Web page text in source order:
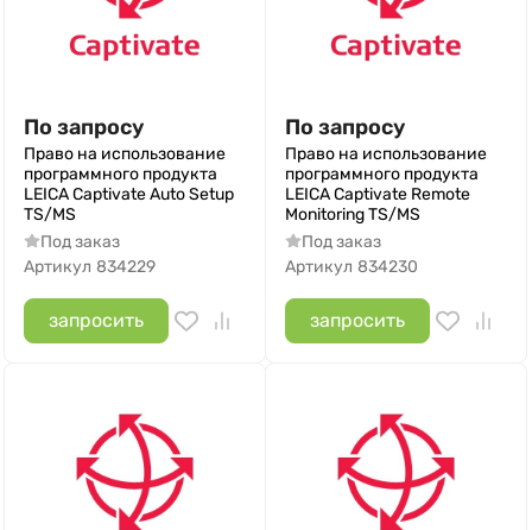
По запросу
Право на использование
программного продукта
LEICA Captivate Auto Setup
TS/MS
Под заказ
Артикул 834229
запросить
По запросу
Право на использование
программного продукта
LEICA Captivate Remote
Monitoring TS/MS
Под заказ
Артикул 834230
запросить